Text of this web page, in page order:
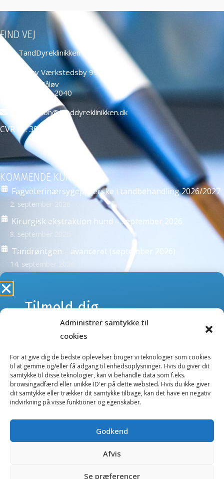
Administrer samtykke til
cookies
For at give dig de bedste oplevelser bruger vi teknologier som cookies
til at gemme og/eller få adgang til enhedsoplysninger. Hvis du giver dit
samtykke til disse teknologier, kan vi behandle data som f.eks.
browsingadfærd eller unikke ID'er på dette websted. Hvis du ikke giver
dit samtykke eller trækker dit samtykke tilbage, kan det have en negativ
indvirkning på visse funktioner og egenskaber.
Godkend
Afvis
Se præferencer
FIND VEJ
TandDyreklinikken ApS
Måløv Værkstedsby 99,
2760 Måløv
+45 4466 2040
education@tanddyreklinikken.dk
CVR nr: 39584271
KOMMENDE KURSER
Fagveterinærsygeplejerske i tandbehandling 2026/2027
2. september 2026
Kirurgisk ekstraktion hund – september 2026
8. september 2026
Tandrøntgen – avanceret (september 2026)
14. september 2026
NYHEDSBREVE
Tilmeld dig vores nyhedsbreve og få besked om kurser
eller nye produkter og tilbud i webshoppen.
Kurser nyhedsbrev
Webshop nyhedsbrev
Salgs- og handelsbetingelser
Fortrolighedserklæring
Cookierapport
Tilmeld dig
webshoppens
Gå ikke glip af nyheder og tilbud.
E-
(Påkrævet)
TandDyreklinikken må opbevare mine data og